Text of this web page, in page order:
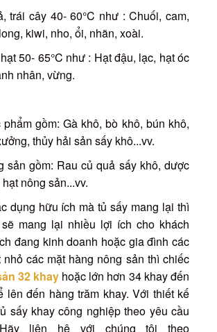
trái cây 40- 60°C như : Chuối, cam,
kiwi, nho, ổi, nhãn, xoài.
50- 65°C như : Hạt đậu, lạc, hạt óc
nhân, vừng.
gồm: Gà khô, bò khô, bún khô,
thủy hải sản sấy khô...vv.
sản gồm: Rau củ quả sấy khô, dược
nông sản...vv.
dụng hữu ích mà tủ sấy mang lại thì
mang lại nhiều lợi ích cho khách
đang kinh doanh hoặc gia đình các
các mặt hàng nông sản thì chiếc
32 khayhoặc lớn hơn 34 khay đến
lên đến hàng trăm khay. Với thiết kế
sấy khay công nghiệp theo yêu cầu
liên hệ với chúng tôi theo